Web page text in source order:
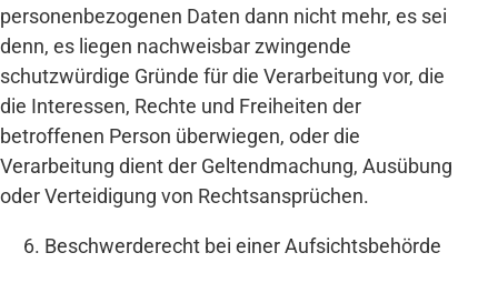
personenbezogenen Daten dann nicht mehr, es sei
denn, es liegen nachweisbar zwingende
schutzwürdige Gründe für die Verarbeitung vor, die
die Interessen, Rechte und Freiheiten der
betroffenen Person überwiegen, oder die
Verarbeitung dient der Geltendmachung, Ausübung
oder Verteidigung von Rechtsansprüchen.
Beschwerderecht bei einer Aufsichtsbehörde